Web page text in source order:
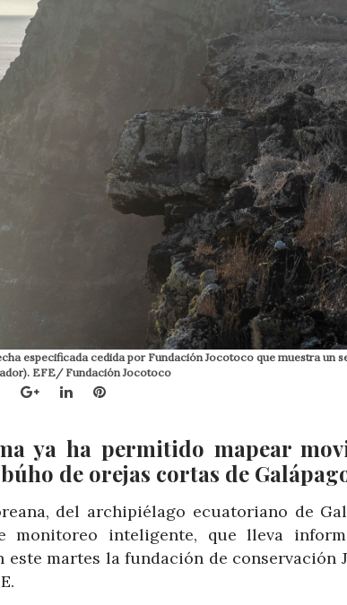
especificada cedida por Fundación Jocotoco que muestra un
EFE/ Fundación Jocotoco
TwitterGoogle+LinkedInPinterest
ya ha permitido mapear
de orejas cortas de
del archipiélago ecuatoriano de
monitoreo inteligente, que lleva
este martes la fundación de